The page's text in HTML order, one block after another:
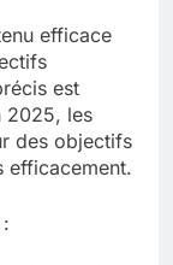
efficace
est
2025, les
des objectifs
efficacement.